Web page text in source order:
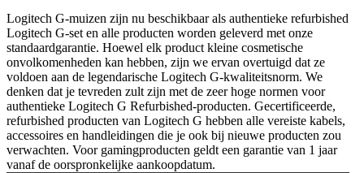
Logitech G-muizen zijn nu beschikbaar als authentieke refurbished
Logitech G-set en alle producten worden geleverd met onze
standaardgarantie. Hoewel elk product kleine cosmetische
onvolkomenheden kan hebben, zijn we ervan overtuigd dat ze
voldoen aan de legendarische Logitech G-kwaliteitsnorm. We
denken dat je tevreden zult zijn met de zeer hoge normen voor
authentieke Logitech G Refurbished-producten. Gecertificeerde,
refurbished producten van Logitech G hebben alle vereiste kabels,
accessoires en handleidingen die je ook bij nieuwe producten zou
verwachten. Voor gamingproducten geldt een garantie van 1 jaar
vanaf de oorspronkelijke aankoopdatum.